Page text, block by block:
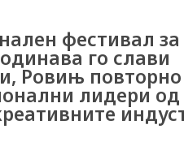
фестивал за
го слави
Ровињ повторно
лидери од